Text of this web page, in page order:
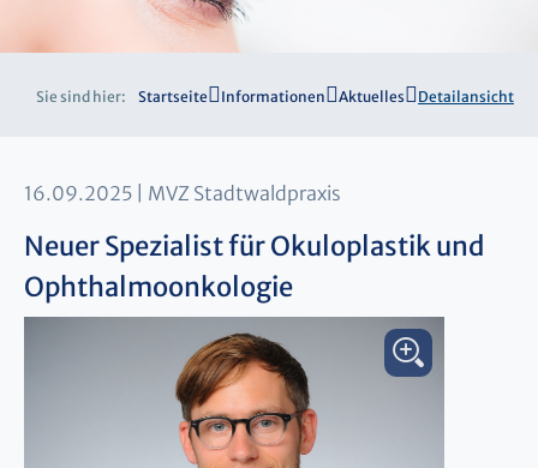
Sie sind hier: Startseite Informationen Aktuelles Detailansicht
16.09.2025 MVZ Stadtwaldpraxis
Neuer Spezialist für Okuloplastik und
Ophthalmoonkologie